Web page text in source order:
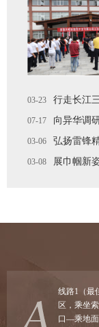
03-23 行走长江
07-17 向异华调
03-06 弘扬雷锋
03-08 展巾帼新
线路1（最
区，乘坐
口—乘地